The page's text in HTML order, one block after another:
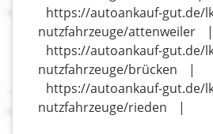
https://autoankauf-gut.de/
nutzfahrzeuge/attenweiler
|
https://autoankauf-gut.de/
nutzfahrzeuge/brücken
|
https://autoankauf-gut.de/
nutzfahrzeuge/rieden
|